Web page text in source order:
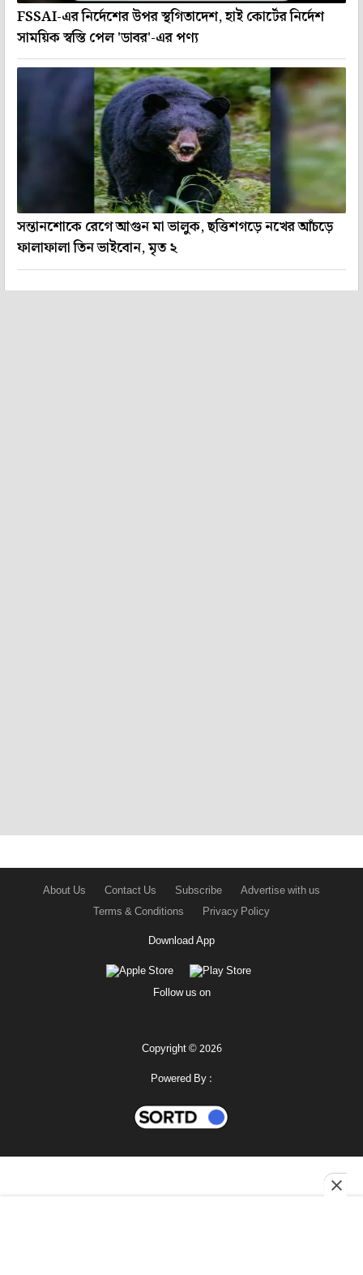
FSSAI-এর নির্দেশের উপর স্থগিতাদেশ, হাই কোর্টের নির্দেশ
সাময়িক স্বস্তি পেল 'ডাবর'-এর পণ্য
সন্তানশোকে রেগে আগুন মা ভালুক, ছত্তিশগড়ে নখের আঁচড়ে
ফালাফালা তিন ভাইবোন, মৃত ২
About Us Contact Us Subscribe
Advertise with us
Terms & Conditions
Privacy Policy
Download App
Follow us on
Copyright © 2026
Powered By :